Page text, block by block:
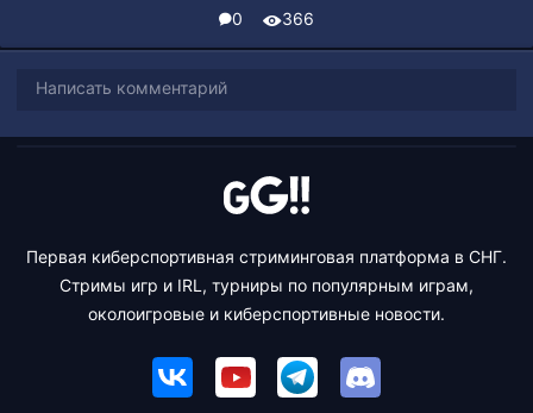
0
366
Написать комментарий
Первая киберспортивная стриминговая платформа в СНГ.
Стримы игр и IRL, турниры по популярным играм,
околоигровые и киберспортивные новости.